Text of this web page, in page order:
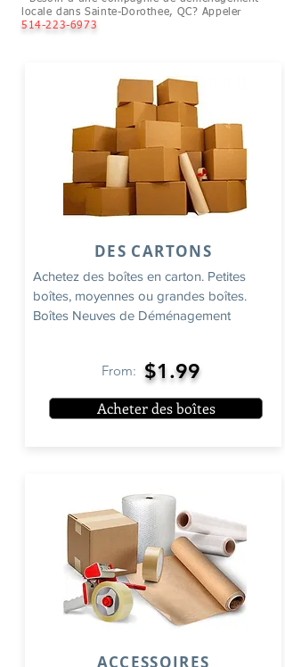
locale dans Sainte-Dorothee, QC? Appeler
514-223-6973
Achetez des boîtes en carton. Petites
boîtes, moyennes ou grandes boîtes.
Boîtes Neuves de Déménagement
From: $1.99
Acheter des boîtes
DES CARTONS
ACCESSOIRES